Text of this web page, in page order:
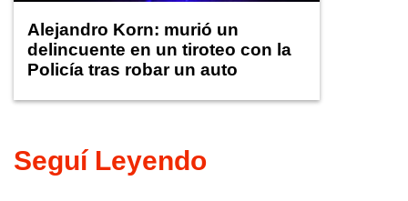
Alejandro Korn: murió un
delincuente en un tiroteo con la
Policía tras robar un auto
Seguí Leyendo